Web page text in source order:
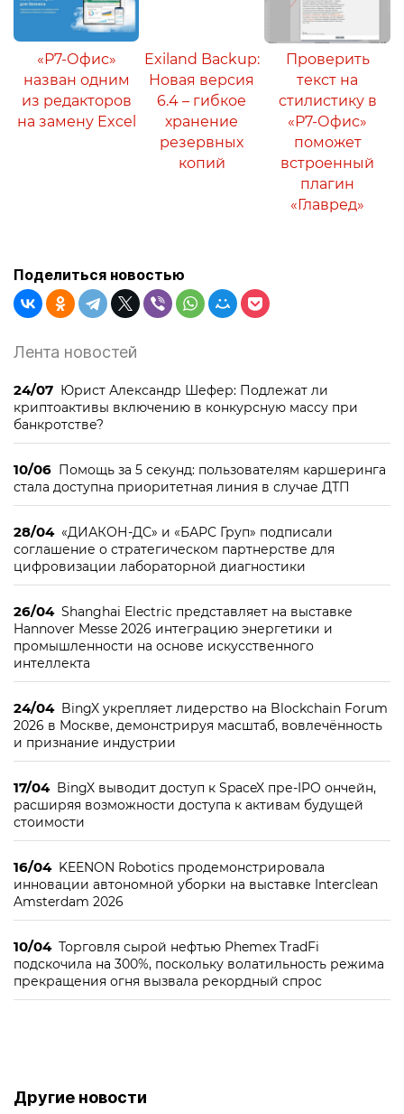
«Р7-Офис»
назван одним
из редакторов
на замену Excel
Exiland Backup:
Новая версия
6.4 – гибкое
хранение
резервных
копий
Проверить
текст на
стилистику в
«Р7-Офис»
поможет
встроенный
плагин
«Главред»
Поделиться новостью
Лента новостей
24/07 Юрист Александр Шефер: Подлежат ли
криптоактивы включению в конкурсную массу при
банкротстве?
10/06 Помощь за 5 секунд: пользователям каршеринга
стала доступна приоритетная линия в случае ДТП
28/04 «ДИАКОН-ДС» и «БАРС Груп» подписали
соглашение о стратегическом партнерстве для
цифровизации лабораторной диагностики
26/04 Shanghai Electric представляет на выставке
Hannover Messe 2026 интеграцию энергетики и
промышленности на основе искусственного
интеллекта
24/04 BingX укрепляет лидерство на Blockchain Forum
2026 в Москве, демонстрируя масштаб, вовлечённость
и признание индустрии
17/04 BingX выводит доступ к SpaceX пре-IPO ончейн,
расширяя возможности доступа к активам будущей
стоимости
16/04 KEENON Robotics продемонстрировала
инновации автономной уборки на выставке Interclean
Amsterdam 2026
10/04 Торговля сырой нефтью Phemex TradFi
подскочила на 300%, поскольку волатильность режима
прекращения огня вызвала рекордный спрос
Другие новости